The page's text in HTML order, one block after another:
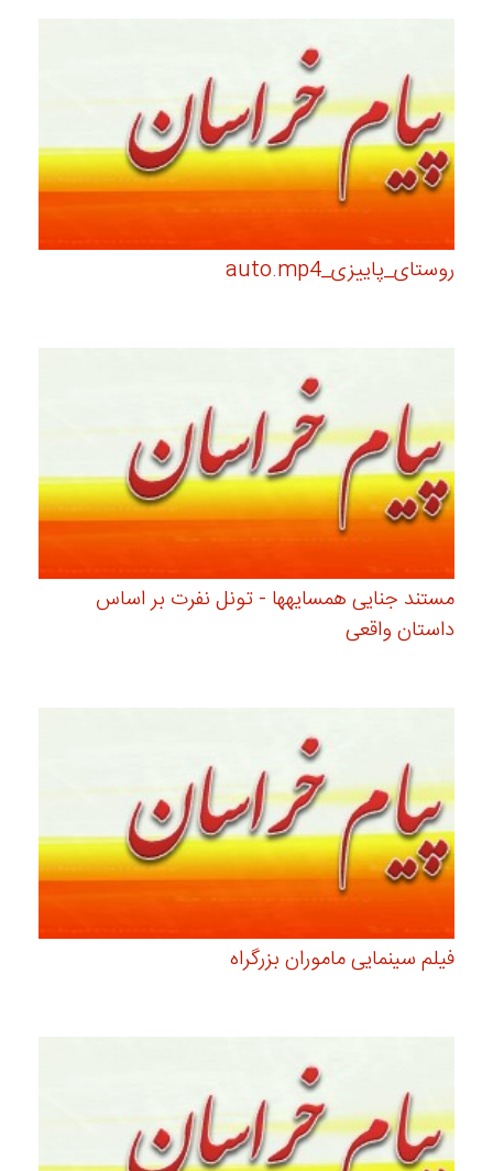
روستای_پاییزی_auto.mp4
مستند جنایی همسایهها - تونل نفرت بر اساس
داستان واقعی
فیلم سینمایی ماموران بزرگراه